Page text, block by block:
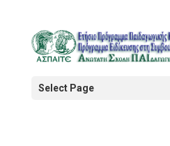
Select Page